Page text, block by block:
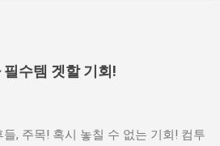
수템 겟할 기회!
들, 주목! 혹시 놓칠 수 없는 기회! 컴투